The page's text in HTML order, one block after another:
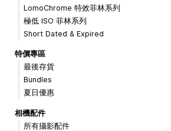
LomoChrome 特效菲林系列
極低 ISO 菲林系列
Short Dated & Expired
特價專區
最後存貨
Bundles
夏日優惠
相機配件
所有攝影配件